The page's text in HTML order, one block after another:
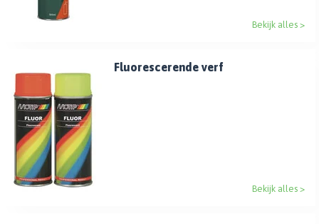
Bekijk alles >
Fluorescerende verf
Bekijk alles >